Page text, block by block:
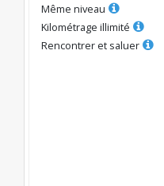
Même niveau
Kilométrage illimité
Rencontrer et saluer